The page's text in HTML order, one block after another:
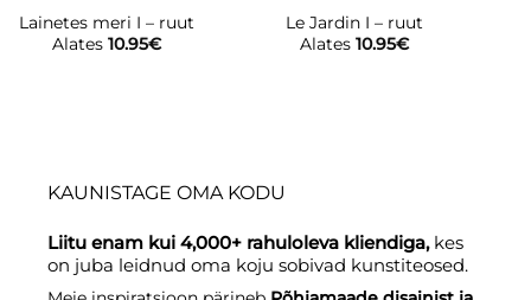
Lainetes meri I – ruut
Alates 10.95€
Le Jardin I – ruut
Alates 10.95€
KAUNISTAGE OMA KODU
Liitu enam kui 4,000+ rahuloleva kliendiga, kes
on juba leidnud oma koju sobivad kunstiteosed.